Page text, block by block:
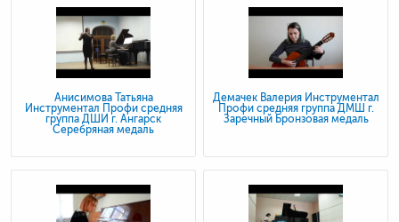
Анисимова Татьяна
Инструментал Профи средняя
группа ДШИ г. Ангарск
Серебряная медаль
Демачек Валерия Инструментал
Профи средняя группа ДМШ г.
Заречный Бронзовая медаль